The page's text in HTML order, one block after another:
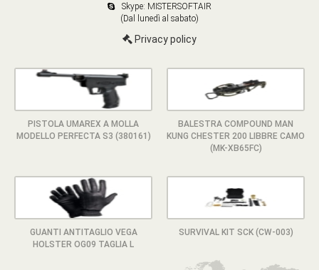
Skype: MISTERSOFTAIR
(Dal lunedì al sabato)
Privacy policy
PISTOLA UMAREX A MOLLA
MODELLO PERFECTA S3 (380161)
BALESTRA COMPOUND MAN
KUNG CHESTER 200 LIBBRE CAMO
(MK-XB65FC)
GUANTI ANTITAGLIO VEGA
HOLSTER OG09 TAGLIA L
SURVIVAL KIT SCK (CW-003)